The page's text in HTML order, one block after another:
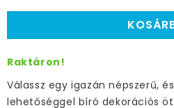
Raktáron!
Válassz egy igazán népszerű,
lehetőséggel bíró dekorációs